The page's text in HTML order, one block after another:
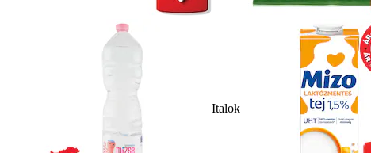
Italok